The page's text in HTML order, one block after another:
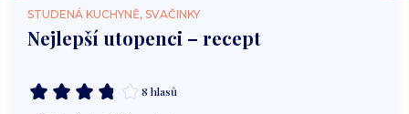
STUDENÁ KUCHYNĚ, SVAČINKY
Nejlepší utopenci – recept
8 hlasů